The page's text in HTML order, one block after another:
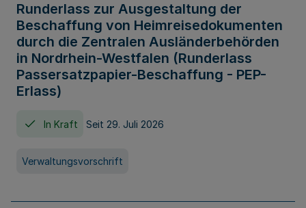
Runderlass zur Ausgestaltung der
Beschaffung von Heimreisedokumenten
durch die Zentralen Ausländerbehörden
in Nordrhein-Westfalen (Runderlass
Passersatzpapier-Beschaffung - PEP-
Erlass)
In Kraft Seit 29. Juli 2026
Verwaltungsvorschrift